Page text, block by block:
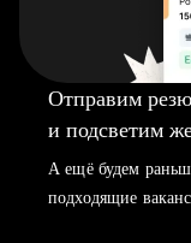
Отправим
и подсветим
А ещё будем
подходящие